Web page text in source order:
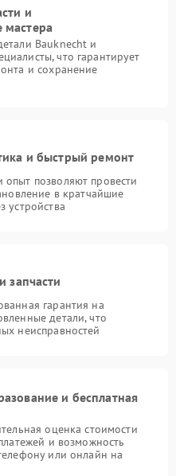
и
мастера
Bauknecht и
что гарантирует
и сохранение
и быстрый ремонт
позволяют провести
в кратчайшие
устройства
запчасти
гарантия на
детали, что
неисправностей
и бесплатная
оценка стоимости
и возможность
или онлайн на